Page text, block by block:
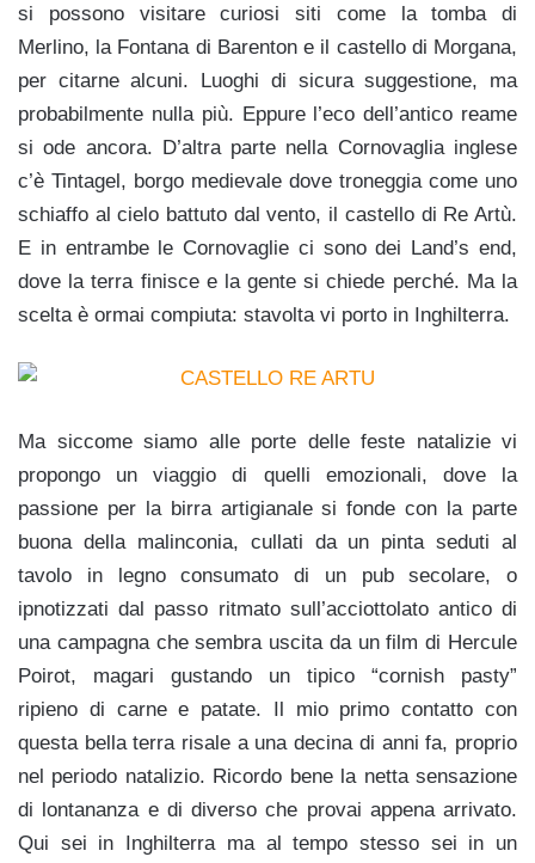
si possono visitare curiosi siti come la tomba di
Merlino, la Fontana di Barenton e il castello di Morgana,
per citarne alcuni. Luoghi di sicura suggestione, ma
probabilmente nulla più. Eppure l’eco dell’antico reame
si ode ancora. D’altra parte nella Cornovaglia inglese
c’è Tintagel, borgo medievale dove troneggia come uno
schiaffo al cielo battuto dal vento, il castello di Re Artù.
E in entrambe le Cornovaglie ci sono dei Land’s end,
dove la terra finisce e la gente si chiede perché. Ma la
scelta è ormai compiuta: stavolta vi porto in Inghilterra.
Ma siccome siamo alle porte delle feste natalizie vi
propongo un viaggio di quelli emozionali, dove la
passione per la birra artigianale si fonde con la parte
buona della malinconia, cullati da un pinta seduti al
tavolo in legno consumato di un pub secolare, o
ipnotizzati dal passo ritmato sull’acciottolato antico di
una campagna che sembra uscita da un film di Hercule
Poirot, magari gustando un tipico “cornish pasty”
ripieno di carne e patate. Il mio primo contatto con
questa bella terra risale a una decina di anni fa, proprio
nel periodo natalizio. Ricordo bene la netta sensazione
di lontananza e di diverso che provai appena arrivato.
Qui sei in Inghilterra ma al tempo stesso sei in un